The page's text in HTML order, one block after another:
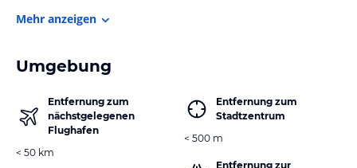
Mehr anzeigen
Umgebung
Entfernung zum
nächstgelegenen
Flughafen
< 50 km
Entfernung zum
Stadtzentrum
< 500 m
Entfernung zur